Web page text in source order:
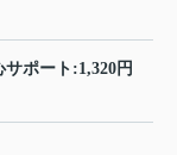
ポート:1,320円